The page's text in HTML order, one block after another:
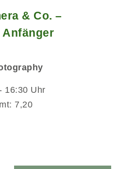
& Co. –
16:30 Uhr
7,20